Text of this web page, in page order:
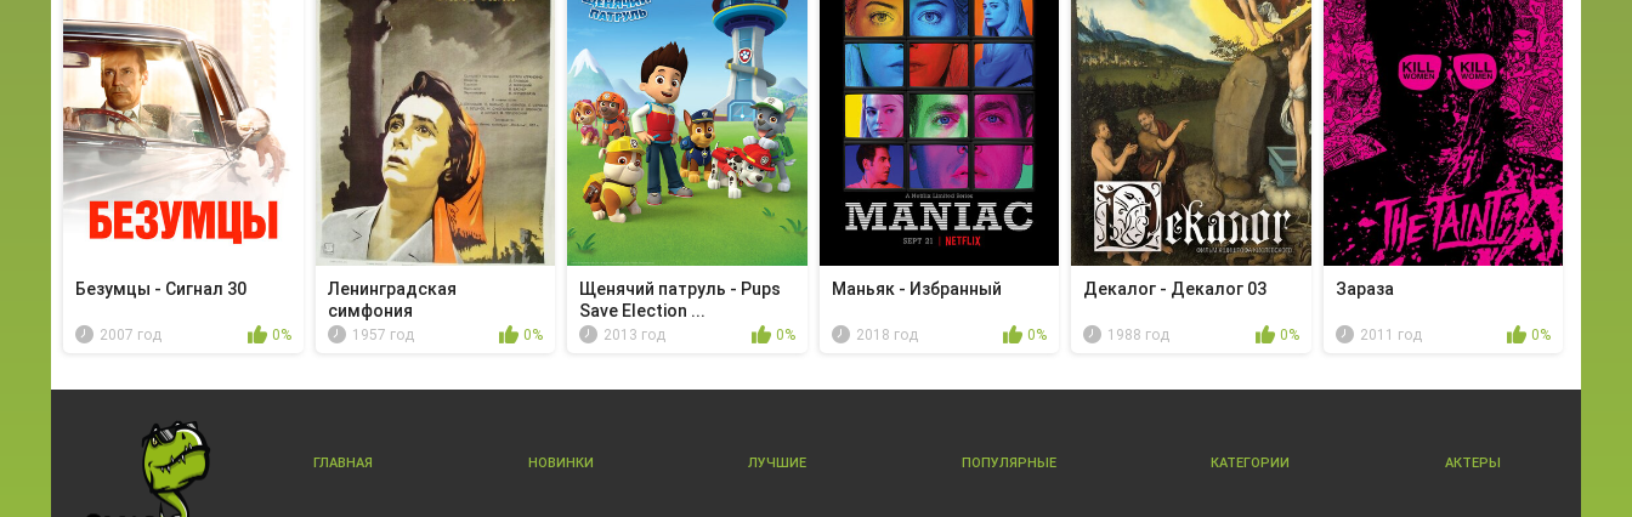
Безумцы - Сигнал 30
2007 год 0%
Ленинградская
симфония
1957 год 0%
Щенячий патруль - Pups
Save Election ...
2013 год 0%
Маньяк - Избранный
2018 год 0%
Декалог - Декалог 03
1988 год 0%
Зараза
2011 год 0%
ГЛАВНАЯ НОВИНКИ ЛУЧШИЕ ПОПУЛЯРНЫЕ КАТЕГОРИИ АКТЕРЫ